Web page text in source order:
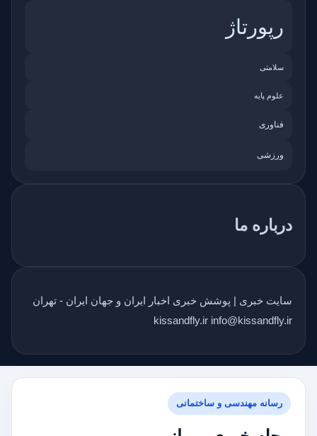
رپورتاژ
سلامتی
علوم پایه
فناوری
ورزشی
درباره ما
سایت خبری | پوشش خبری اخبار ایران و جهان ایران - تهران
kissandfly.ir info@kissandfly.ir
رسانه مهندسی و ساختمانی